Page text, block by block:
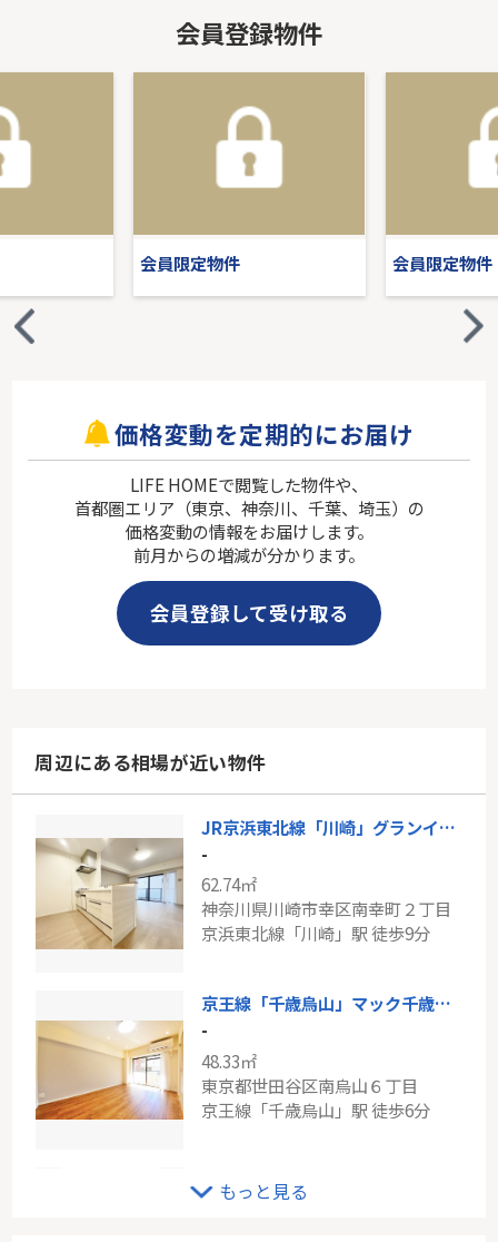
会員登録物件
会員限定物件 会員限定物件
価格変動を定期的にお届け
LIFE HOMEで閲覧した物件や、
首都圏エリア（東京、神奈川、千葉、埼玉）の
価格変動の情報をお届けします。
前月からの増減が分かります。
会員登録して受け取る
周辺にある相場が近い物件
JR京浜東北線「川崎」グランイーグル南幸町
-
62.74㎡
神奈川県川崎市幸区南幸町２丁目
京浜東北線「川崎」駅 徒歩9分
京王線「千歳烏山」マック千歳鳥山コート
-
48.33㎡
東京都世田谷区南烏山６丁目
京王線「千歳烏山」駅 徒歩6分
JR南武線「武蔵溝ノ口」中古戸建
-
もっと見る